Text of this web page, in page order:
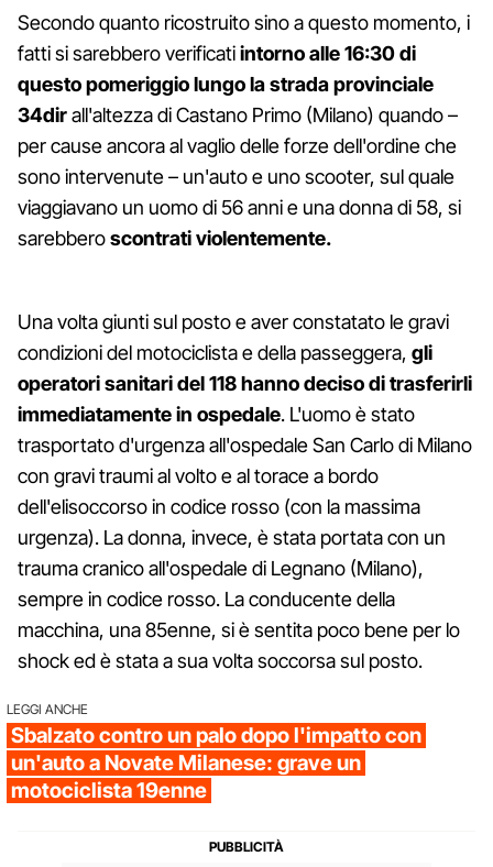
Secondo quanto ricostruito sino a questo momento, i
fatti si sarebbero verificatiintorno alle 16:30 di
questo pomeriggio lungo la strada provinciale
34dirall'altezza di Castano Primo (Milano) quando –
per cause ancora al vaglio delle forze dell'ordine che
sono intervenute – un'auto e uno scooter, sul quale
viaggiavano un uomo di 56 anni e una donna di 58, si
sarebberoscontrati violentemente.
Una volta giunti sul posto e aver constatato le gravi
condizioni del motociclista e della passeggera, gli
operatori sanitari del 118 hanno deciso di trasferirli
immediatamente in ospedale. L'uomo è stato
trasportato d'urgenza all'ospedale San Carlo di Milano
con gravi traumi al volto e al torace a bordo
dell'elisoccorso in codice rosso (con la massima
urgenza). La donna, invece, è stata portata con un
trauma cranico all'ospedale di Legnano (Milano),
sempre in codice rosso. La conducente della
macchina, una 85enne, si è sentita poco bene per lo
shock ed è stata a sua volta soccorsa sul posto.
LEGGI ANCHE
Sbalzato contro un palo dopo l'impatto con
un'auto a Novate Milanese: grave un
motociclista 19enne